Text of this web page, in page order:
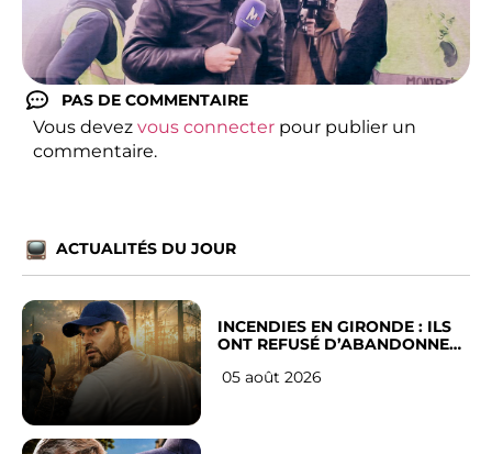
PAS DE COMMENTAIRE
Vous devez vous connecter pour publier un
commentaire.
ACTUALITÉS DU JOUR
INCENDIES EN GIRONDE : ILS
ONT REFUSÉ D’ABANDONNER
05 août 2026